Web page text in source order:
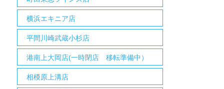
横浜エキニア店
平間川崎武蔵小杉店
港南上大岡店(一時閉店 移転準備中）
相模原上溝店